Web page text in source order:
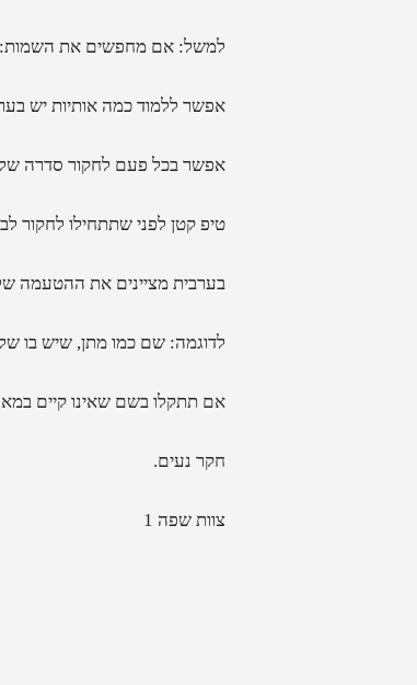
למשל: אם מחפשים את השמות:
אפשר ללמוד כמה אותיות יש
אפשר בכל פעם לחקור סדרה של
טיפ קטן לפני שתתחילו לחקור
בערבית מציינים את ההטעמה
לדוגמה: שם כמו מתן, שיש בו
אם תתקלו בשם שאינו קיים
חקר נעים.
צוות שפה 1